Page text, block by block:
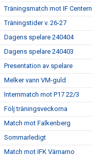
Träningsmatch mot IF Centern
Träningstider v. 26-27
Dagens spelare 240404
Dagens spelare 240403
Presentation av spelare
Melker vann VM-guld
Internmatch mot P17 22/3
Följ träningsveckorna
Match mot Falkenberg
Sommarledigt
Match mot IFK Värnamo